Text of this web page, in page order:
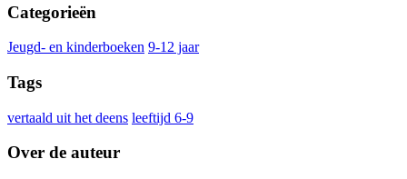
Categorieën
Jeugd- en kinderboeken 9-12 jaar
Tags
vertaald uit het deens leeftijd 6-9
Over de auteur